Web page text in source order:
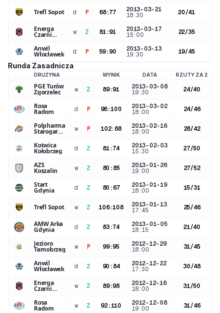
Trefl Sopot d P 68:77
2013-03-21
18:30
20/41
Energa
Czarni w Z 81:91
2013-03-17
15:00
22/35
Anwil
Włocławek d P 59: 90
2013-03-13
19:30
19/45
Runda Zasadnicza
LOGO DRUŻYNY
DRUŻYNA WYNIK DATA RZUTY ZA 2
PGE Turów
Zgorzelec w Z 89:91
2013-03-08
19:30
24/40
Rosa
Radom d P 96:100
2013-03-02
18:00
24/46
Polpharma
Starogard
Gdański
w P 102: 88
2013-02-16
18:00
28/42
Kotwica
Kołobrzeg d Z 81:74
2013-02-03
15:30
27/50
AZS
Koszalin w Z 80 : 85
2013-01-26
19:00
27/52
Start
Gdynia d Z 80 : 67
2013-01-19
18:00
15/31
Trefl Sopot w Z 106:108
2013-01-13
17:45
25/46
AMW Arka
Gdynia d Z 83:74
2013-01-05
18:15
21/40
Jezioro
Tarnobrzeg w P 99:95
2012-12-29
18:00
31/45
Anwil
Włocławek d Z 90 : 84
2012-12-22
17:30
30/48
Energa
Czarni w Z 89:98
2012-12-16
18:00
31/50
Rosa
Radom w Z 92:110
2012-12-08
19:00
31/46